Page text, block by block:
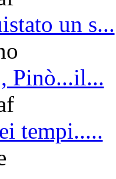
un s...
Pinò...il...
tempi.....